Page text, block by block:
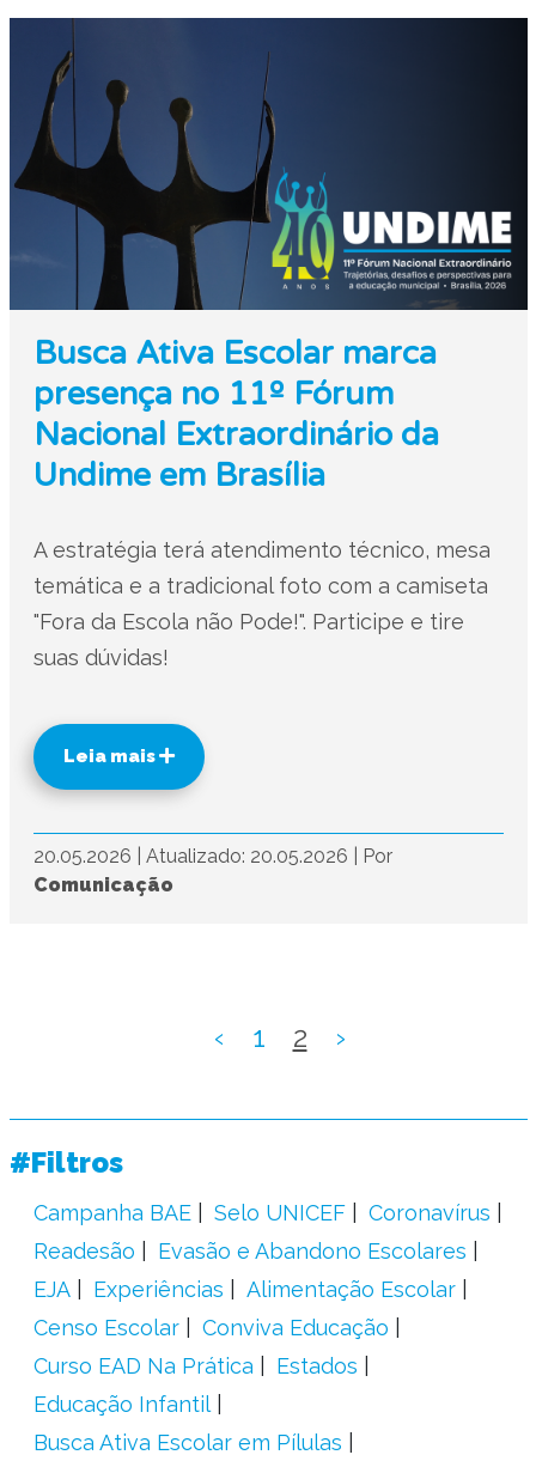
Busca Ativa Escolar marca
presença no 11º Fórum
Nacional Extraordinário da
Undime em Brasília
A estratégia terá atendimento técnico, mesa
temática e a tradicional foto com a camiseta
"Fora da Escola não Pode!". Participe e tire
suas dúvidas!
Leia mais
20.05.2026 Atualizado: 20.05.2026
Por
Comunicação
‹ 1 2 ›
#Filtros
Campanha BAE Selo UNICEF
Coronavírus
Readesão
Evasão e Abandono Escolares
EJA
Experiências
Alimentação Escolar
Censo Escolar
Conviva Educação
Curso EAD Na Prática
Estados
Educação Infantil
Busca Ativa Escolar em Pílulas